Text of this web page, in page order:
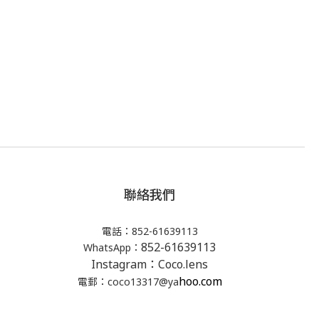
聯絡我們
電話：852-61639113
WhatsApp： 852-61639113
Instagram：Coco.lens
電郵：coco13317@yahoo.com